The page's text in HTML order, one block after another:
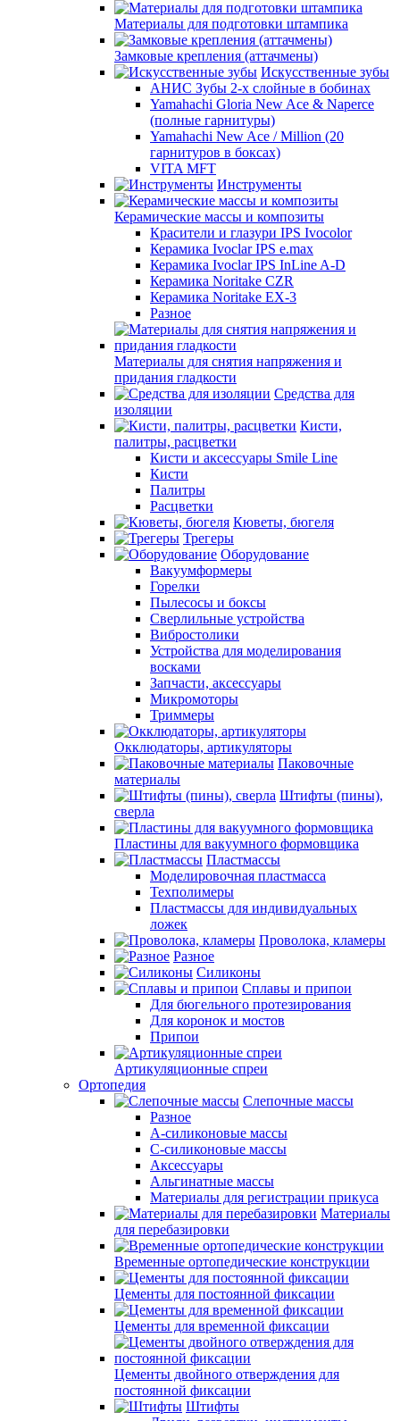
Материалы для подготовки штампика
Замковые крепления (аттачмены)
Искусственные зубы
АНИС Зубы 2-х слойные в бобинах
Yamahachi Gloria New Ace & Naperce
(полные гарнитуры)
Yamahachi New Ace / Million (20
гарнитуров в боксах)
VITA MFT
Инструменты
Керамические массы и композиты
Красители и глазури IPS Ivocolor
Керамика Ivoclar IPS e.max
Керамика Ivoclar IPS InLine A-D
Керамика Noritake CZR
Керамика Noritake EX-3
Разное
Материалы для снятия напряжения и
придания гладкости
Средства для
изоляции
Кисти,
палитры, расцветки
Кисти и аксессуары Smile Line
Кисти
Палитры
Расцветки
Кюветы, бюгеля
Трегеры
Оборудование
Вакуумформеры
Горелки
Пылесосы и боксы
Сверлильные устройства
Вибростолики
Устройства для моделирования
восками
Запчасти, аксессуары
Микромоторы
Триммеры
Окклюдаторы, артикуляторы
Паковочные
материалы
Штифты (пины),
сверла
Пластины для вакуумного формовщика
Пластмассы
Моделировочная пластмасса
Техполимеры
Пластмассы для индивидуальных
ложек
Проволока, кламеры
Разное
Силиконы
Сплавы и припои
Для бюгельного протезирования
Для коронок и мостов
Припои
Артикуляционные спреи
Ортопедия
Слепочные массы
Разное
А-силиконовые массы
С-силиконовые массы
Аксессуары
Альгинатные массы
Материалы для регистрации прикуса
Материалы
для перебазировки
Временные ортопедические конструкции
Цементы для постоянной фиксации
Цементы для временной фиксации
Цементы двойного отверждения для
постоянной фиксации
Штифты